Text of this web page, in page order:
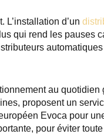
d’un
qui rend les pauses
au quotidien
proposent un
Evoca pour
pour éviter